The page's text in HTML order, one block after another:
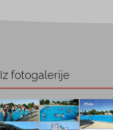
Iz fotogalerije